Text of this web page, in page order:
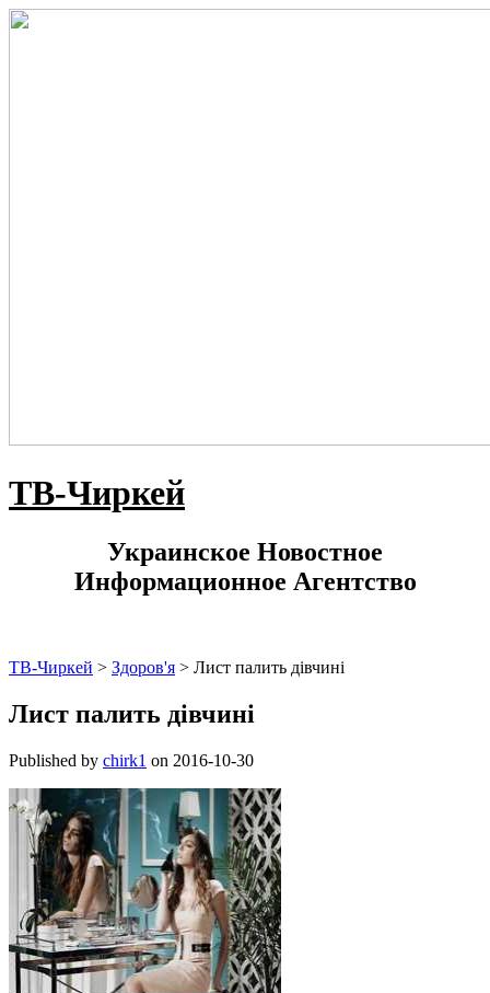
ТВ-Чиркей
Украинское Новостное
Информационное Агентство
ТВ-Чиркей > Здоров'я > Лист палить дівчині
Лист палить дівчині
Published by chirk1 on 2016-10-30